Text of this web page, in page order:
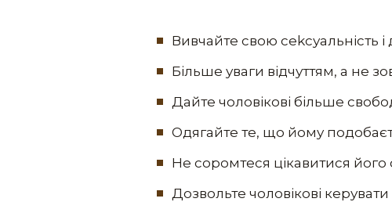
Вивчайте свою сеkсуальність і
Більше уваги відчуттям, а не
Дайте чоловікові більше
Одягайте те, що йому
Не соромтеся цікавитися його
Дозвольте чоловікові